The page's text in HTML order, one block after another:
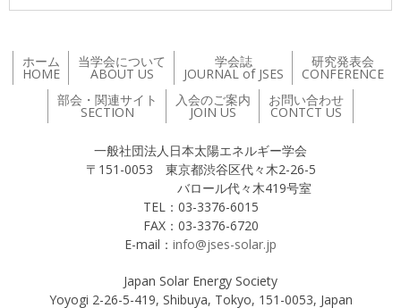
ホーム
HOME
当学会について
ABOUT US
学会誌
JOURNAL of JSES
研究発表会
CONFERENCE
部会・関連サイト
SECTION
入会のご案内
JOIN US
お問い合わせ
CONTCT US
一般社団法人日本太陽エネルギー学会
〒151-0053 東京都渋谷区代々木2-26-5
バロール代々木419号室
TEL：03-3376-6015
FAX：03-3376-6720
E-mail： info@jses-solar.jp
Japan Solar Energy Society
Yoyogi 2-26-5-419, Shibuya, Tokyo, 151-0053, Japan